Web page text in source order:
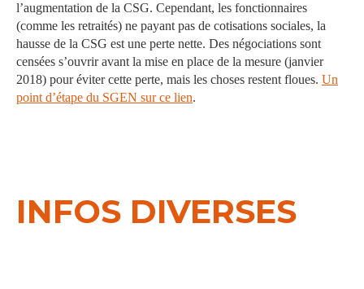
l’augmentation de la CSG. Cependant, les fonctionnaires
(comme les retraités) ne payant pas de cotisations sociales, la
hausse de la CSG est une perte nette. Des négociations sont
censées s’ouvrir avant la mise en place de la mesure (janvier
2018) pour éviter cette perte, mais les choses restent floues. Un
point d’étape du SGEN sur ce lien.
INFOS DIVERSES